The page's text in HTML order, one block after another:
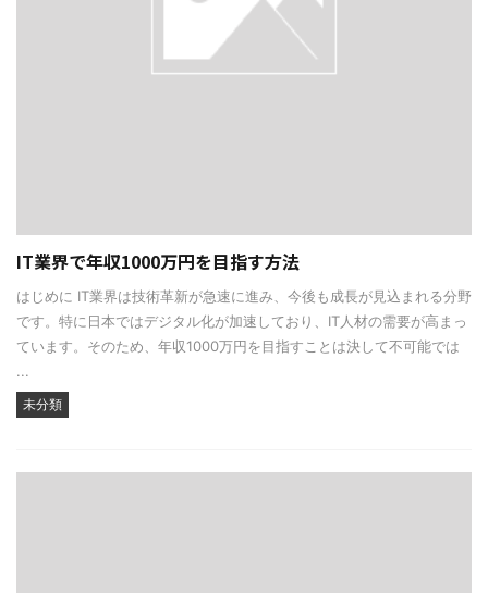
IT業界で年収1000万円を目指す方法
はじめに IT業界は技術革新が急速に進み、今後も成長が見込まれる分野
です。特に日本ではデジタル化が加速しており、IT人材の需要が高まっ
ています。そのため、年収1000万円を目指すことは決して不可能では
...
未分類